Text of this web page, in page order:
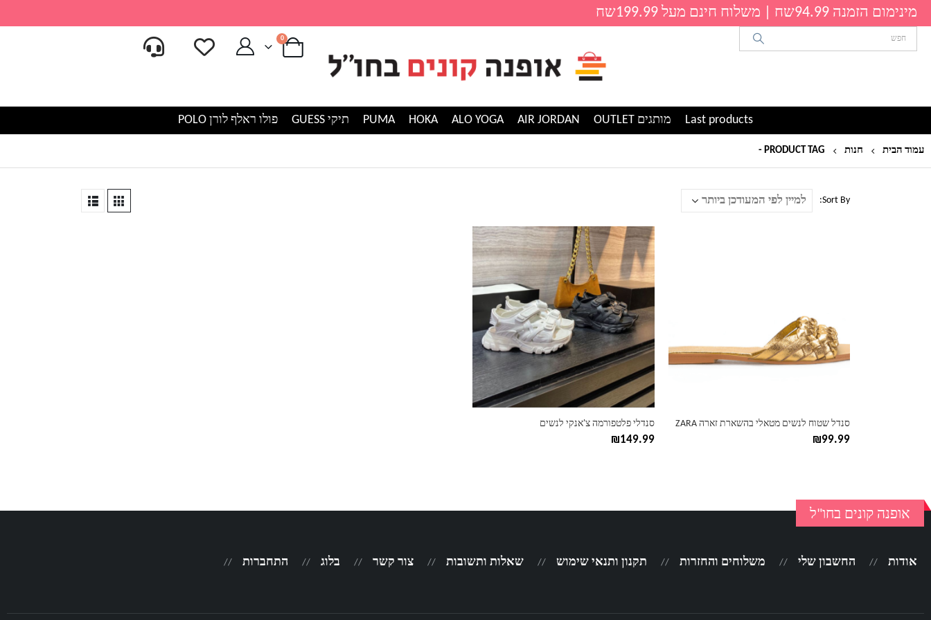
מינימום הזמנה 94.99שח | משלוח חינם מעל 199.99שח
0
Last products מותגים OUTLET AIR JORDAN
ALO YOGA
HOKA
PUMA תיקי GUESS פולו ראלף לורן POLO
עמוד הבית חנות PRODUCT TAG -
Sort By:
סנדל שטוח לנשים מטאלי בהשארת זארה ZARA
₪99.99
לבחור
את
האפשרויות
סנדלי פלטפורמה צ'אנקי לנשים
₪149.99
למוצר
זה
יש
מספר
ניתן
לבחור
את
האפשרויות
בעמוד
המוצר
אופנה קונים בחו"ל
אודות החשבון שלי משלוחים והחזרות תקנון ותנאי שימוש שאלות ותשובות צור קשר בלוג התחברות